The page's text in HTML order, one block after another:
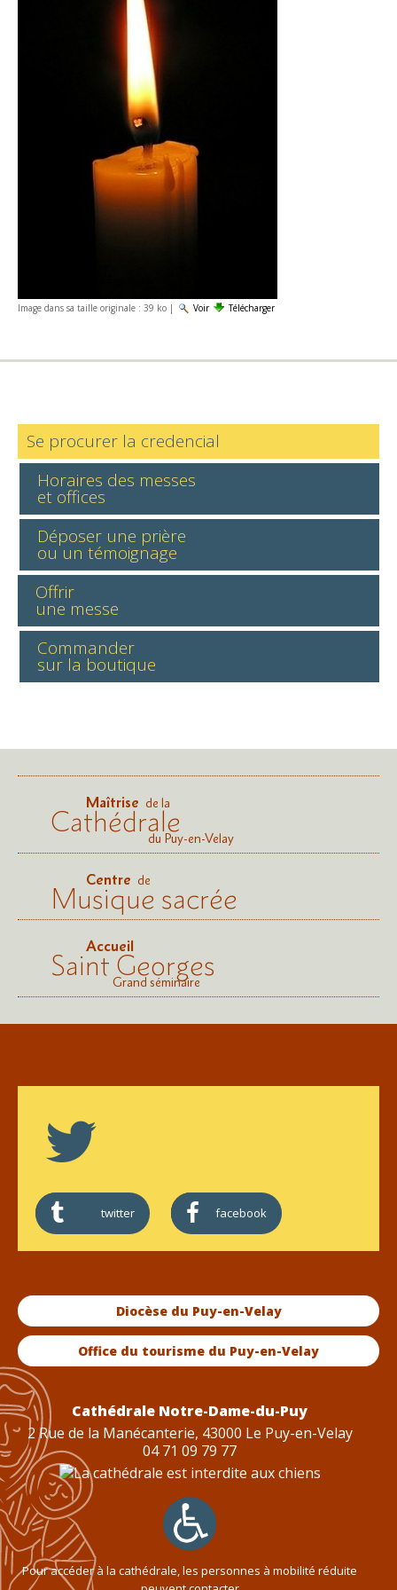
Image dans sa taille originale : 39 ko | Voir Télécharger
Se procurer la credencial
Horaires des messes
et offices
Déposer une prière
ou un témoignage
Offrir
une messe
Commander
sur la boutique
Maîtrise de la
Cathédraledu Puy-en-Velay
Centre de
Musique sacrée
Accueil
Saint Georges
Grand séminaire
twitter facebook
Diocèse du Puy-en-Velay
Office du tourisme du Puy-en-Velay
Cathédrale Notre-Dame-du-Puy
2 Rue de la Manécanterie, 43000 Le Puy-en-Velay
04 71 09 79 77
Pour accéder à la cathédrale, les personnes à mobilité réduite